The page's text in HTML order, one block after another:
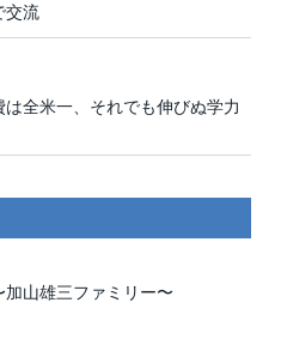
交流
は全米一、それでも伸びぬ学力
加山雄三ファミリー〜